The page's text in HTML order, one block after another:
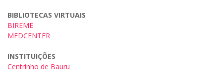
BIBLIOTECAS VIRTUAIS
BIREME
MEDCENTER
INSTITUIÇÕES
Centrinho de Bauru